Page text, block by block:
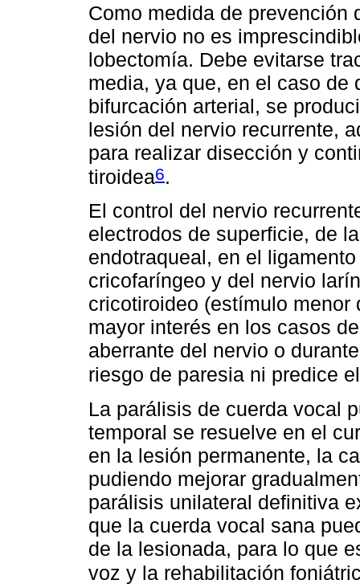
Como medida de
del nervio no es
lobectomía. Debe evitarse
media, ya que, en el caso de
bifurcación arterial, se
lesión del nervio recurrente,
para realizar disección y
tiroidea6.
El control del nervio
electrodos de superficie, de
endotraqueal, en el
cricofaríngeo y del nervio
cricotiroideo (estímulo
mayor interés en los casos
aberrante del nervio o
riesgo de paresia ni predice
La parálisis de cuerda vocal
temporal se resuelve en el
en la lesión permanente, la
pudiendo mejorar
parálisis unilateral definitiva
que la cuerda vocal sana
de la lesionada, para lo que
voz y la rehabilitación